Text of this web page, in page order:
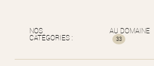
NOS
CATÉGORIES :
AU DOMAINE
33